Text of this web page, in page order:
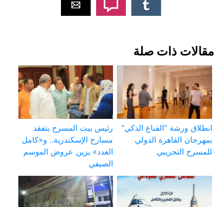
مقالات ذات صلة
انطلاق ورشة “القناع الذكي”
بمهرجان القاهرة الدولي
للمسرح التجريبي
رئيس بيت المسرح يتفقد
مسارح الإسكندرية.. و«كامل
العدد» يزين عروض الموسم
الصيفي